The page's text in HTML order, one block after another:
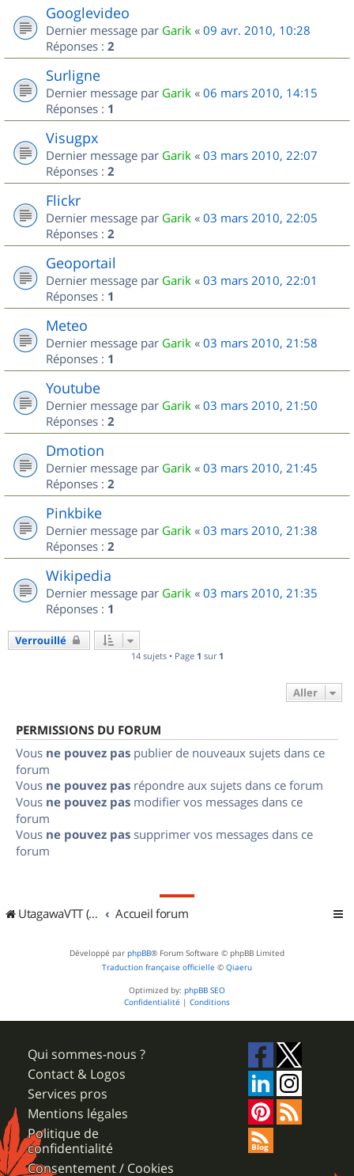
Googlevideo
Dernier message par Garik « 09 avr. 2010, 10:28
Réponses : 2
Surligne
Dernier message par Garik « 06 mars 2010, 14:15
Réponses : 1
Visugpx
Dernier message par Garik « 03 mars 2010, 22:07
Réponses : 2
Flickr
Dernier message par Garik « 03 mars 2010, 22:05
Réponses : 2
Geoportail
Dernier message par Garik « 03 mars 2010, 22:01
Réponses : 1
Meteo
Dernier message par Garik « 03 mars 2010, 21:58
Réponses : 1
Youtube
Dernier message par Garik « 03 mars 2010, 21:50
Réponses : 2
Dmotion
Dernier message par Garik « 03 mars 2010, 21:45
Réponses : 2
Pinkbike
Dernier message par Garik « 03 mars 2010, 21:38
Réponses : 2
Wikipedia
Dernier message par Garik « 03 mars 2010, 21:35
Réponses : 1
Verrouillé
14 sujets • Page 1 sur 1
Aller
PERMISSIONS DU FORUM
Vous ne pouvez pas publier de nouveaux sujets dans ce
forum
Vous ne pouvez pas répondre aux sujets dans ce forum
Vous ne pouvez pas modifier vos messages dans ce
forum
Vous ne pouvez pas supprimer vos messages dans ce
forum
UtagawaVTT (Randos VTT et VTTAE avec traces GPS) Accueil forum
Développé par phpBB® Forum Software © phpBB Limited
Traduction française officielle © Qiaeru
Optimized by: phpBB SEO
Confidentialité | Conditions
Qui sommes-nous ?
Contact & Logos
Services pros
Mentions légales
Politique de
confidentialité
Consentement / Cookies